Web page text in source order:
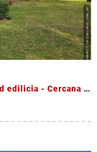
Casa en Venta - Zona Alamos - Calidad edilicia - Cercana al Golf